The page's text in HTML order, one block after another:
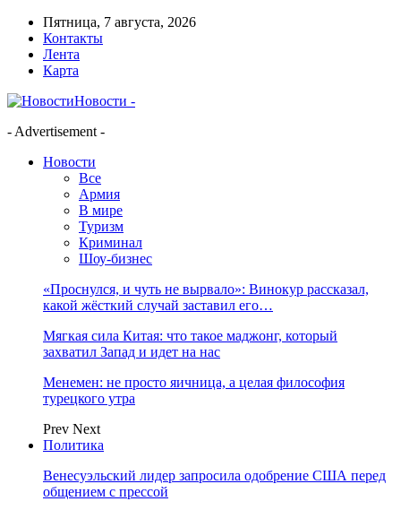
Пятница, 7 августа, 2026
Контакты
Лента
Карта
Новости -
- Advertisement -
Новости
Все
Армия
В мире
Туризм
Криминал
Шоу-бизнес
«Проснулся, и чуть не вырвало»: Винокур рассказал,
какой жёсткий случай заставил его…
Мягкая сила Китая: что такое маджонг, который
захватил Запад и идет на нас
Менемен: не просто яичница, а целая философия
турецкого утра
Prev Next
Политика
Венесуэльский лидер запросила одобрение США перед
общением с прессой